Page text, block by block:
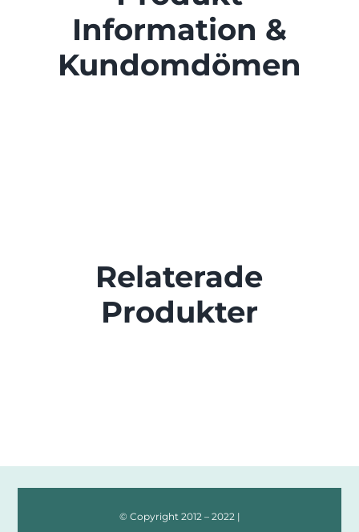
Information &
Kundomdömen
Relaterade
Produkter
© Copyright 2012 – 2022 |